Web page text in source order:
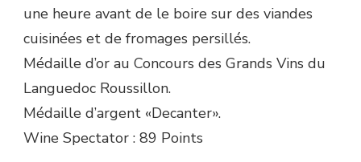
une heure avant de le boire sur des viandes
cuisinées et de fromages persillés.
Médaille d’or au Concours des Grands Vins du
Languedoc Roussillon.
Médaille d’argent «Decanter».
Wine Spectator : 89 Points